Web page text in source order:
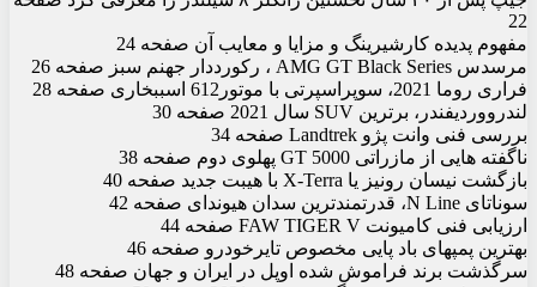
22
مفهوم پدیده کارشیرینگ و مزایا و معایب آن صفحه 24
مرسدس AMG GT Black Series ، رکورددار جهنم سبز صفحه 26
فراری روما 2021، سوپراسپرتی با موتور612 اسب‏بخاری صفحه 28
لندرووردیفندر، برترین SUV سال 2021 صفحه 30
بررسی فنی وانت پژو Landtrek صفحه 34
ناگفته ‏هایی از مازراتی 5000 GT پهلوی دوم صفحه 38
بازگشت نیسان رونیز یا X-Terra با هیبت جدید صفحه 40
سوناتای N Line، قدرتمندترین سدان هیوندای صفحه 42
ارزیابی فنی کامیونت FAW TIGER V صفحه 44
بهترین پمپ‏های باد پایی مخصوص تایرخودرو صفحه 46
سرگذشت برند فراموش شده اوپل در ایران و جهان صفحه 48